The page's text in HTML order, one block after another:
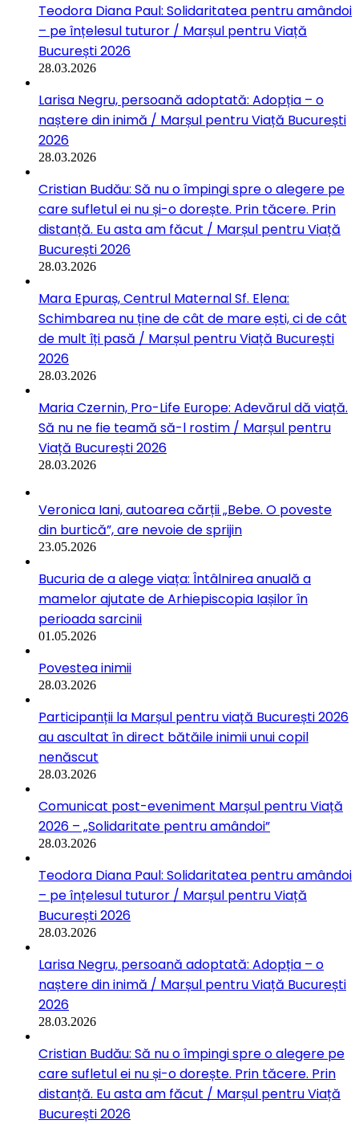
Teodora Diana Paul: Solidaritatea pentru amândoi
– pe înțelesul tuturor / Marșul pentru Viață
București 2026
28.03.2026
Larisa Negru, persoană adoptată: Adopția – o
naștere din inimă / Marșul pentru Viață București
2026
28.03.2026
Cristian Budău: Să nu o împingi spre o alegere pe
care sufletul ei nu și-o dorește. Prin tăcere. Prin
distanță. Eu asta am făcut / Marșul pentru Viață
București 2026
28.03.2026
Mara Epuraș, Centrul Maternal Sf. Elena:
Schimbarea nu ține de cât de mare ești, ci de cât
de mult îți pasă / Marșul pentru Viață București
2026
28.03.2026
Maria Czernin, Pro-Life Europe: Adevărul dă viață.
Să nu ne fie teamă să-l rostim / Marșul pentru
Viață București 2026
28.03.2026
Veronica Iani, autoarea cărții „Bebe. O poveste
din burtică”, are nevoie de sprijin
23.05.2026
Bucuria de a alege viața: Întâlnirea anuală a
mamelor ajutate de Arhiepiscopia Iașilor în
perioada sarcinii
01.05.2026
Povestea inimii
28.03.2026
Participanții la Marșul pentru viață București 2026
au ascultat în direct bătăile inimii unui copil
nenăscut
28.03.2026
Comunicat post-eveniment Marșul pentru Viață
2026 – „Solidaritate pentru amândoi”
28.03.2026
Teodora Diana Paul: Solidaritatea pentru amândoi
– pe înțelesul tuturor / Marșul pentru Viață
București 2026
28.03.2026
Larisa Negru, persoană adoptată: Adopția – o
naștere din inimă / Marșul pentru Viață București
2026
28.03.2026
Cristian Budău: Să nu o împingi spre o alegere pe
care sufletul ei nu și-o dorește. Prin tăcere. Prin
distanță. Eu asta am făcut / Marșul pentru Viață
București 2026